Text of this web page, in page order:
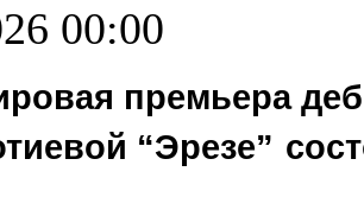
00:00
премьера
“Эрезе”